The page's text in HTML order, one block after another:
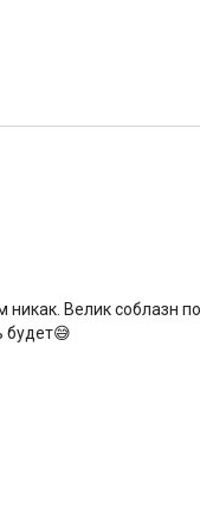
Велик соблазн
будет😅